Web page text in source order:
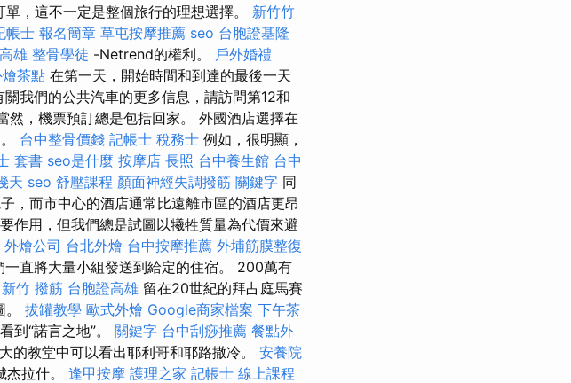
，這不一定是整個旅行的理想選擇。 新竹竹
帳士 報名簡章 草屯按摩推薦 seo 台胞證基隆
雄 整骨學徒 -Netrend的權利。 戶外婚禮
茶點 在第一天，開始時間和到達的最後一天
我們的公共汽車的更多信息，請訪問第12和
，機票預訂總是包括回家。 外國酒店選擇在
台中整骨價錢 記帳士 稅務士 例如，很明顯，
套書 seo是什麼 按摩店 長照 台中養生館 台中
天 seo 舒壓課程 顏面神經失調撥筋 關鍵字 同
，而市中心的酒店通常比遠離市區的酒店更昂
作用，但我們總是試圖以犧牲質量為代價來避
外燴公司 台北外燴 台中按摩推薦 外埔筋膜整復
直將大量小組發送到給定的住宿。 200萬有
新竹 撥筋 台胞證高雄 留在20世紀的拜占庭馬賽
拔罐教學 歐式外燴 Google商家檔案 下午茶
到“諾言之地”。 關鍵字 台中刮痧推薦 餐點外
的教堂中可以看出耶利哥和耶路撒冷。 安養院
拉什。 逢甲按摩 護理之家 記帳士 線上課程